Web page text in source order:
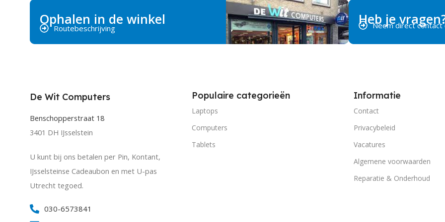
Ophalen in de winkel
Routebeschrijving
Heb je
Neem direct contact
De Wit Computers
Benschopperstraat 18
3401 DH IJsselstein
U kunt bij ons betalen per Pin, Kontant,
IJsselsteinse Cadeaubon en met U-pas
Utrecht tegoed.
030-6573841
Populaire categorieën
Laptops
Computers
Tablets
Informatie
Contact
Privacybeleid
Vacatures
Algemene voorwaarden
Reparatie & Onderhoud